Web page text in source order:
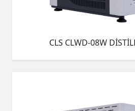
CLS CLWD-08W